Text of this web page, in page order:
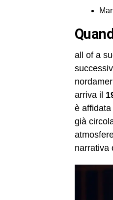
all of a
arriva il
è affidata
già
narrativa